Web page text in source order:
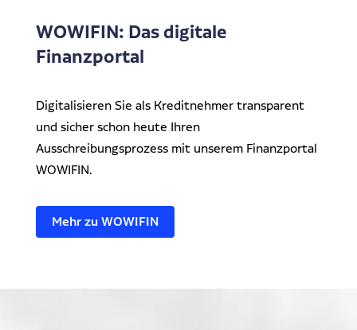
WOWIFIN: Das digitale
Finanzportal
Digitalisieren Sie als Kreditnehmer transparent
und sicher schon heute Ihren
Ausschreibungsprozess mit unserem Finanzportal
WOWIFIN.
Mehr zu WOWIFIN